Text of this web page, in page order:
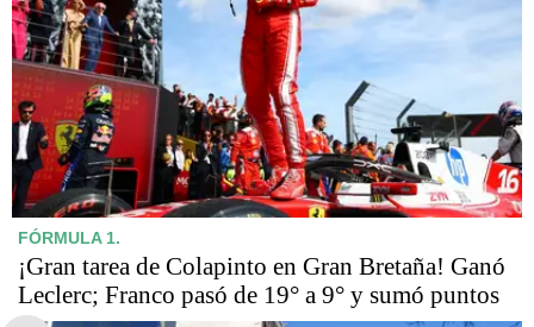
FÓRMULA 1.
¡Gran tarea de Colapinto en Gran Bretaña! Ganó
Leclerc; Franco pasó de 19° a 9° y sumó puntos